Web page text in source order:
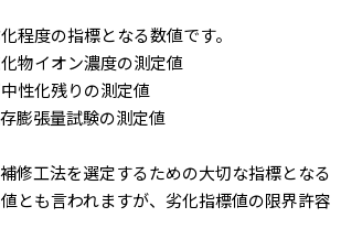
程度の指標となる数値です。
物イオン濃度の測定値
性化残りの測定値
膨張量試験の測定値
修工法を選定するための大切な指標となる
とも言われますが、劣化指標値の限界許容